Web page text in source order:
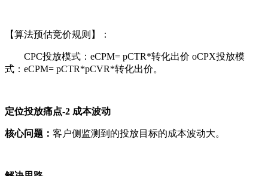
【算法预估竞价规则】：
CPC投放模式：eCPM= pCTR*转化出价 oCPX投放模
式：eCPM= pCTR*pCVR*转化出价。
定位投放痛点-2 成本波动
核心问题： 客户侧监测到的投放目标的成本波动大。